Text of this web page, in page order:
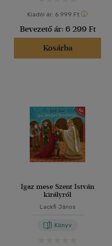
Kiadói ár: 6 999 Ft
Bevezető ár: 6 299 Ft
Kosárba
Igaz mese Szent István
királyról
Lackfi János
Könyv